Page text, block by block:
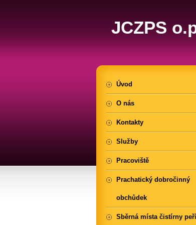
JCZPS
Úvod
O nás
Kontakty
Služby
Pracoviště
Prachatický dobročinný
obchůdek
Sběrná místa čistírny peří